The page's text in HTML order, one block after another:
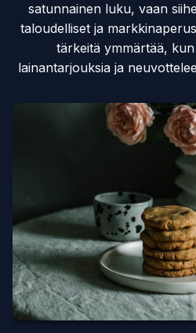
satunnainen luku, vaan
taloudelliset ja
tärkeitä ymmärtää,
lainantarjouksia ja